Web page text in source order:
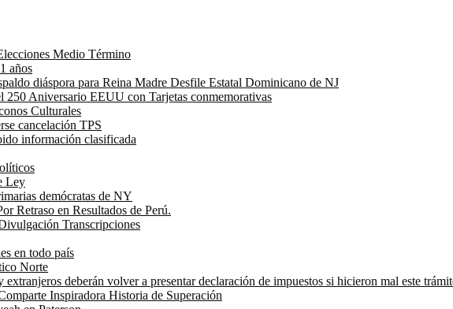
Medio Término
años
diáspora para Reina Madre Desfile Estatal Dominicano de NJ
250 Aniversario EEUU con Tarjetas conmemorativas
Culturales
cancelación TPS
información clasificada
Ley
demócratas de NY
Retraso en Resultados de Perú.
Transcripciones
en todo país
Norte
deberán volver a presentar declaración de impuestos si hicieron mal este
Inspiradora Historia de Superación